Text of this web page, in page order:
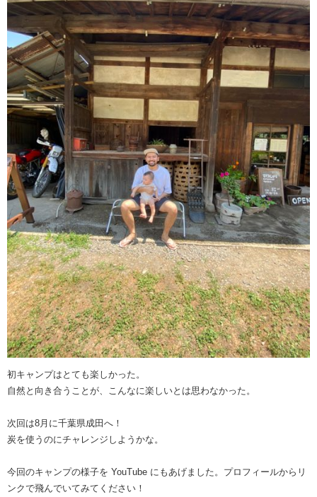
初キャンプはとても楽しかった。
自然と向き合うことが、こんなに楽しいとは思わなかった。
次回は8月に千葉県成田へ！
炭を使うのにチャレンジしようかな。
今回のキャンプの様子を YouTube にもあげました。プロフィールからリ
ンクで飛んでいてみてください！